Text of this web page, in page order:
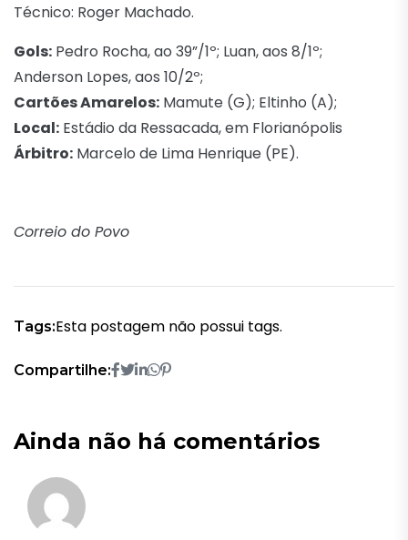
Técnico: Roger Machado.
Gols: Pedro Rocha, ao 39”/1º; Luan, aos 8/1º;
Anderson Lopes, aos 10/2º;
Cartões Amarelos: Mamute (G); Eltinho (A);
Local: Estádio da Ressacada, em Florianópolis
Árbitro: Marcelo de Lima Henrique (PE).
Correio do Povo
Tags:Esta postagem não possui tags.
Compartilhe:
Ainda não há comentários